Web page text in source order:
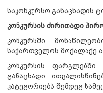
საკონკურსო განაცხადის
კონკურსის ძირითადი
კონკურსში
საქართველოს მოქალაქე
კონკურსის ფარგლებში
განაცხადი
კატეგორიებს შემდეგ